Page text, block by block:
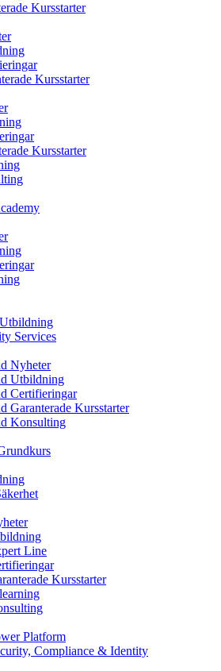
Kursstarter
Kursstarter
Kursstarter
Services
Nyheter
Utbildning
Certifieringar
Garanterade Kursstarter
Konsulting
Line
Kursstarter
Platform
Compliance & Identity